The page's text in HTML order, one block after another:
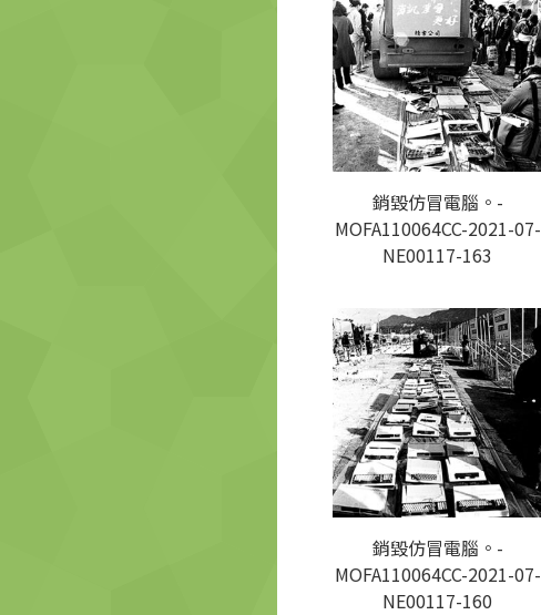
銷毀仿冒電腦。-
MOFA110064CC-2021-07-
NE00117-163
銷毀仿冒電腦。-
MOFA110064CC-2021-07-
NE00117-160